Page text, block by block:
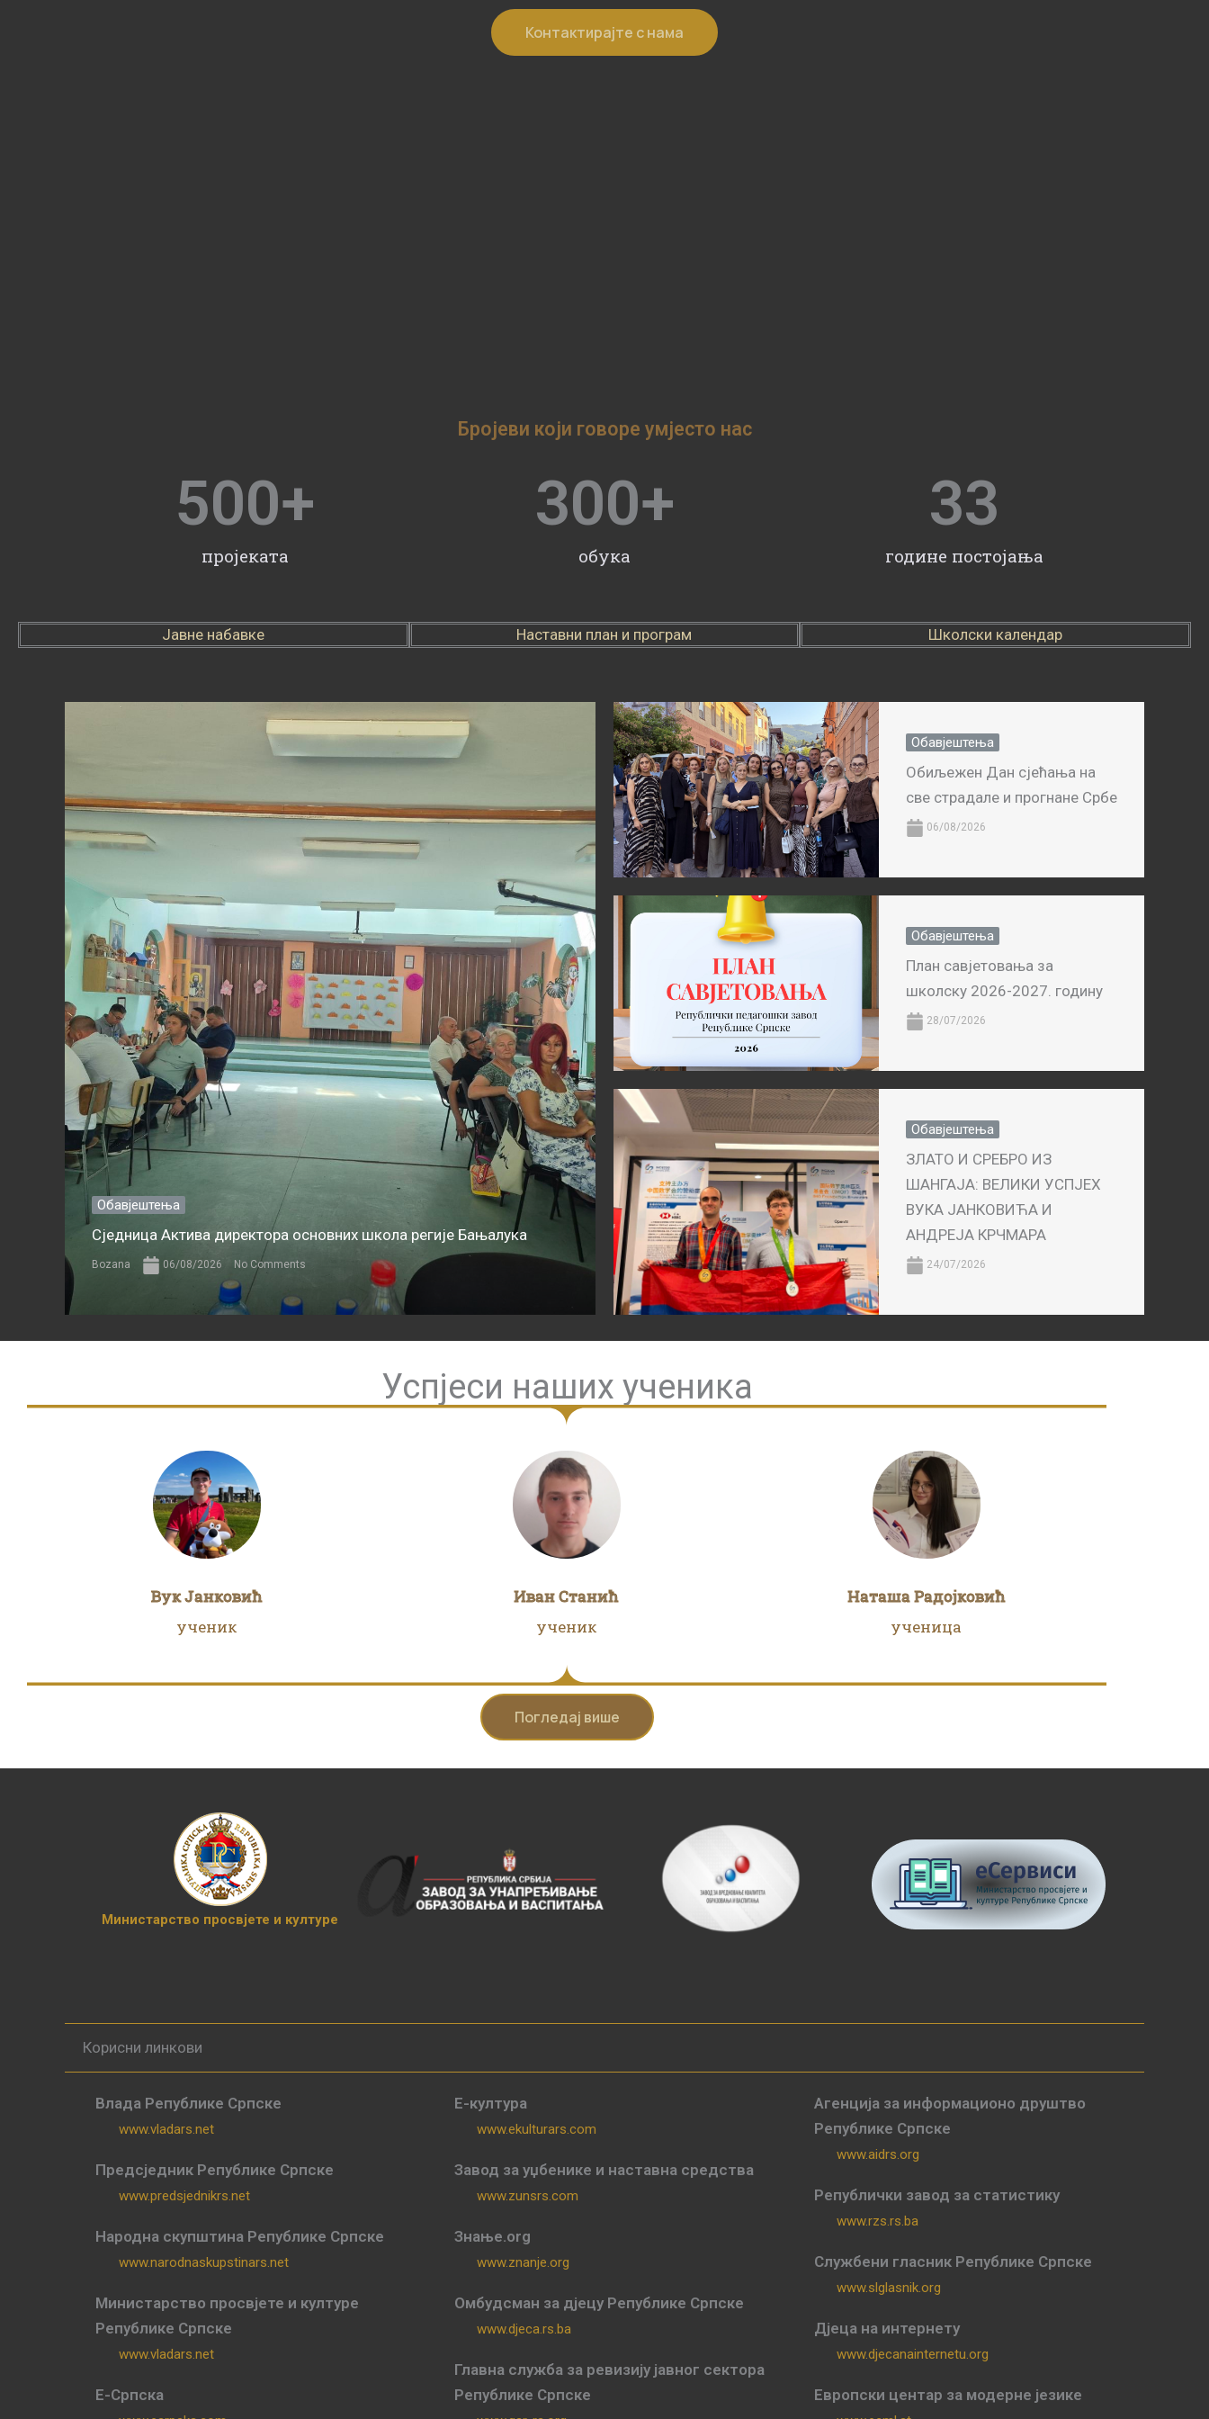
Контактирајте с нама
Бројеви који говоре умјесто нас
пројеката
500+
обука
300+
године постојања
33
Јавне набавке Наставни план и програм Школски календар
Обавјештења
Сједница Актива директора основних школа регије Бањалука
Bozana 06/08/2026 No Comments
Обавјештења
Обиљежен Дан сјећања на
све страдале и прогнане Србе
06/08/2026
Обавјештења
План савјетовања за
школску 2026-2027. годину
28/07/2026
Обавјештења
ЗЛАТО И СРЕБРО ИЗ
ШАНГАЈА: ВЕЛИКИ УСПЈЕХ
ВУКА ЈАНКОВИЋА И
АНДРЕЈА КРЧМАРА
24/07/2026
Успјеси наших ученика
Вук Јанковић
ученик
Иван Станић
ученик
Наташа Радојковић
ученица
Погледај више
Министарство просвјете и културе
Корисни линкови
Влада Републике Српске
www.vladars.net
Предсједник Републике Српске
www.predsjednikrs.net
Народна скупштина Републике Српске
www.narodnaskupstinars.net
Министарство просвјете и културе
Републике Српске
www.vladars.net
Е-Српска
Е-култура
www.ekulturars.com
Завод за уџбенике и наставна средства
www.zunsrs.com
Знање.org
www.znanje.org
Омбудсман за дјецу Републике Српске
www.djeca.rs.ba
Главна служба за ревизију јавног сектора
Републике Српске
Агенција за информационо друштво
Републике Српске
www.aidrs.org
Републички завод за статистику
www.rzs.rs.ba
Службени гласник Републике Српске
www.slglasnik.org
Дјеца на интернету
www.djecanainternetu.org
Европски центар за модерне језике